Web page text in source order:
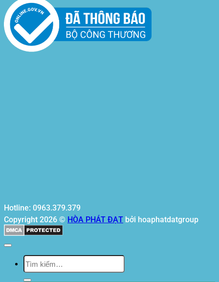
Hotline: 0963.379.379
Copyright 2026 © HÒA PHÁT ĐẠT bởi hoaphatdatgroup
Tìm
kiếm: